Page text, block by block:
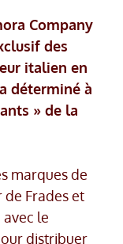
Company
des
italien en
déterminé à
» de la
marques de
de Frades et
avec le
distribuer